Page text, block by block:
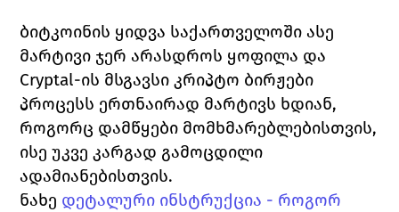
ბიტკოინის ყიდვა საქართველოში ასე
Cryptal-ის მსგავსი კრიპტო ბირჟები
პროცესს ერთნაირად მარტივს ხდიან,
როგორც დამწყები მომხმარებლებისთვის,
ისე უკვე კარგად გამოცდილი
ადამიანებისთვის.
ნახე დეტალური ინსტრუქცია - როგორ